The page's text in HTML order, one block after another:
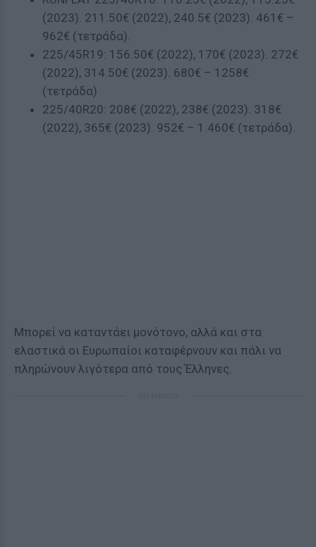
(2023). 211.50€ (2022), 240.5€ (2023). 461€ –
962€ (τετράδα).
225/45R19: 156.50€ (2022), 170€ (2023). 272€
(2022), 314.50€ (2023). 680€ – 1258€
(τετράδα)
225/40R20: 208€ (2022), 238€ (2023). 318€
(2022), 365€ (2023). 952€ – 1.460€ (τετράδα).
Μπορεί να καταντάει μονότονο, αλλά και στα
ελαστικά οι Ευρωπαίοι καταφέρνουν και πάλι να
πληρώνουν λιγότερα από τους Έλληνες.